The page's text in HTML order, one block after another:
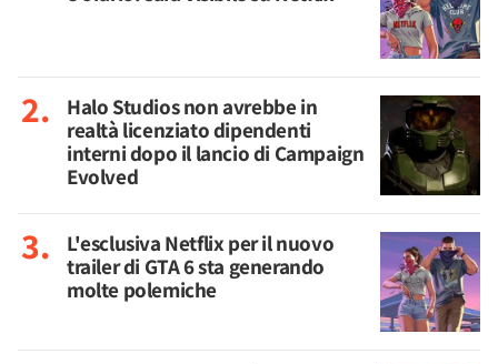
Halo Studios non avrebbe in
realtà licenziato dipendenti
interni dopo il lancio di Campaign
Evolved
L'esclusiva Netflix per il nuovo
trailer di GTA 6 sta generando
molte polemiche